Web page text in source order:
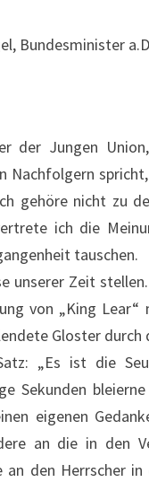
Bundesminister
der Jungen
gehöre nicht zu
ich die
tauschen.
unserer Zeit
von „King
Gloster durch
„Es ist die
Sekunden
eigenen
an die in den
den Herrscher